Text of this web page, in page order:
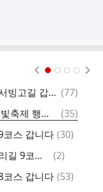
946회 토요걷기(5/30) 한강역사탐방 서빙고길 갑니다(참가인원 35명-마감) 댓
(77)
944회 토요걷기 5월16일 한강수변 봄빛축제 행주산성 유채꽃축제길을 갑니다.
댓
글
(35)
코스 갑니다 댓
(30)
RE:945회 토요걷기(5/23) 양평물소리길 9코스 갑니다(열차왕복예매표 2매 남았습니다~열차표 반환되었습니다)
댓
(2)
코스 갑니다 댓
(53)